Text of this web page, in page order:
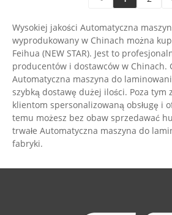
Wysokiej jakości Automatyczna
wyprodukowany w Chinach można
Feihua (NEW STAR). Jest to
producentów i dostawców w Chinach.
Automatyczna maszyna do
szybką dostawę dużej ilości. Poza tym
klientom spersonalizowaną obsługę i
temu możesz bez obaw sprzedawać
trwałe Automatyczna maszyna do
fabryki.